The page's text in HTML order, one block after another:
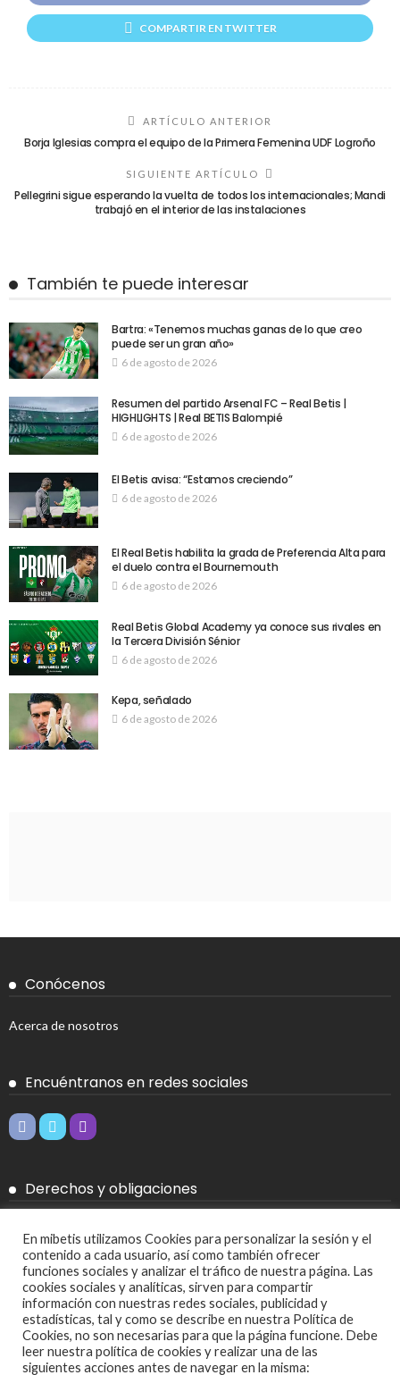
COMPARTIR EN TWITTER
ARTÍCULO ANTERIOR
Borja Iglesias compra el equipo de la Primera Femenina UDF Logroño
SIGUIENTE ARTÍCULO
Pellegrini sigue esperando la vuelta de todos los internacionales; Mandi
trabajó en el interior de las instalaciones
También te puede interesar
Bartra: «Tenemos muchas ganas de lo que creo
puede ser un gran año»
6 de agosto de 2026
Resumen del partido Arsenal FC – Real Betis |
HIGHLIGHTS | Real BETIS Balompié
6 de agosto de 2026
El Betis avisa: “Estamos creciendo”
6 de agosto de 2026
El Real Betis habilita la grada de Preferencia Alta para
el duelo contra el Bournemouth
6 de agosto de 2026
Real Betis Global Academy ya conoce sus rivales en
la Tercera División Sénior
6 de agosto de 2026
Kepa, señalado
6 de agosto de 2026
Conócenos
Acerca de nosotros
Encuéntranos en redes sociales
Derechos y obligaciones
Política de Cookies
Política de privacidad
Más
En mibetis utilizamos Cookies para personalizar la sesión y el
contenido a cada usuario, así como también ofrecer
funciones sociales y analizar el tráfico de nuestra página. Las
cookies sociales y analíticas, sirven para compartir
información con nuestras redes sociales, publicidad y
estadísticas, tal y como se describe en nuestra Política de
Cookies, no son necesarias para que la página funcione. Debe
leer nuestra política de cookies y realizar una de las
siguientes acciones antes de navegar en la misma: